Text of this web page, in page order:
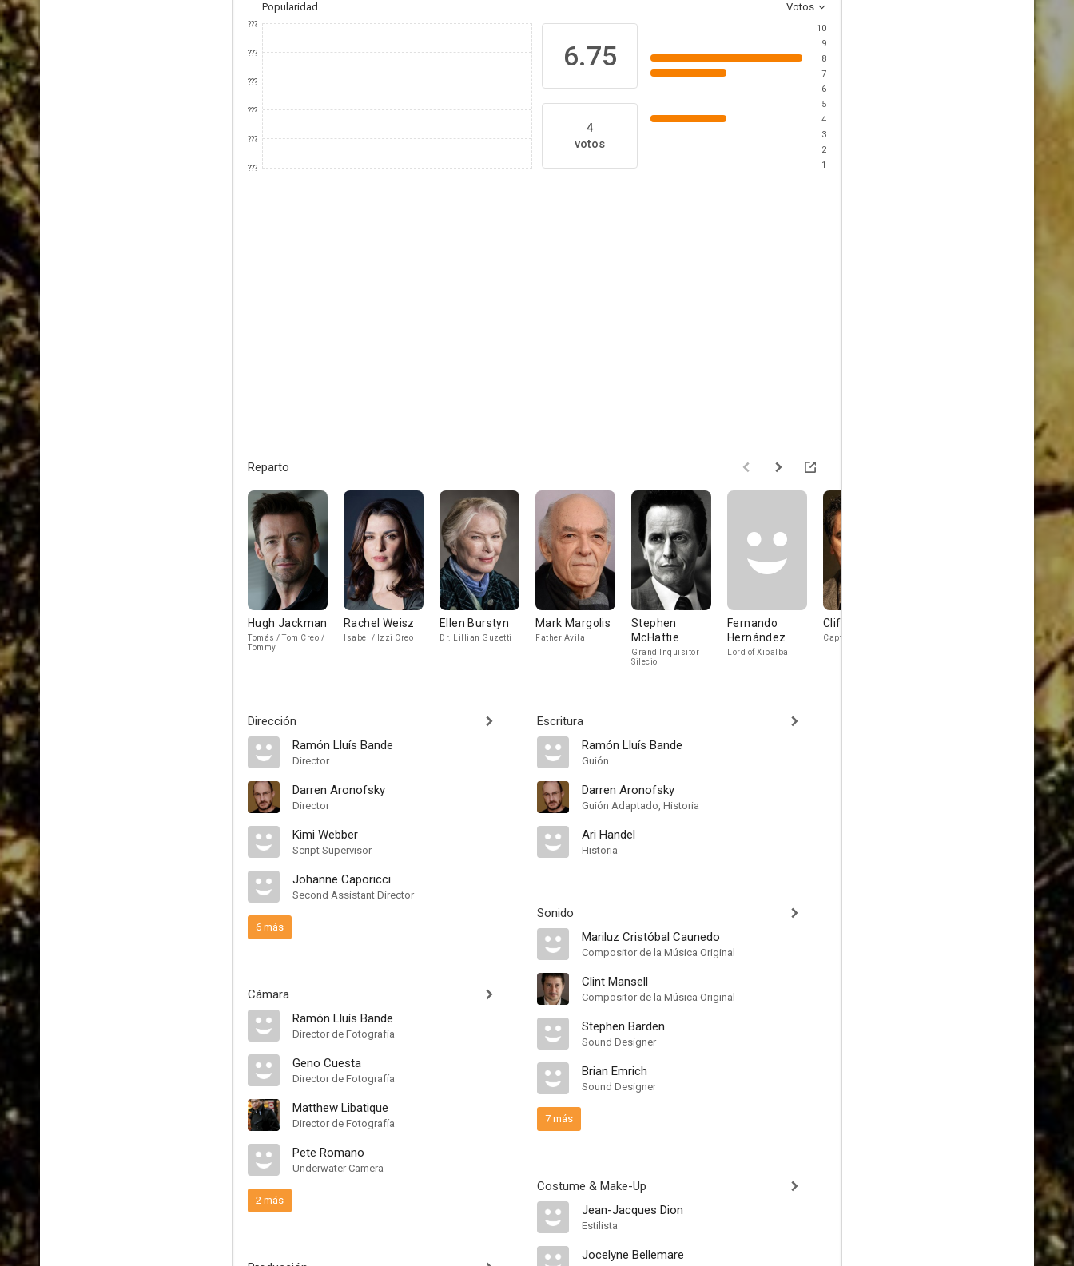
Popularidad Votos
???
???
???
???
???
???
6.75
4
votos
10
9
8
7
6
5
4
3
2
1
Reparto
Hugh Jackman
Tomás / Tom Creo /
Tommy
Rachel Weisz
Isabel / Izzi Creo
Ellen Burstyn
Dr. Lillian Guzetti
Mark Margolis
Father Avila
Stephen
McHattie
Grand Inquisitor
Silecio
Fernando
Hernández
Lord of Xibalba
Cliff Curtis
Captain Ariel
Dirección
Ramón Lluís Bande
Director
Darren Aronofsky
Director
Kimi Webber
Script Supervisor
Johanne Caporicci
Second Assistant Director
6 más
Cámara
Ramón Lluís Bande
Director de Fotografía
Geno Cuesta
Director de Fotografía
Matthew Libatique
Director de Fotografía
Pete Romano
Underwater Camera
2 más
Escritura
Ramón Lluís Bande
Guión
Darren Aronofsky
Guión Adaptado, Historia
Ari Handel
Historia
Sonido
Mariluz Cristóbal Caunedo
Compositor de la Música Original
Clint Mansell
Compositor de la Música Original
Stephen Barden
Sound Designer
Brian Emrich
Sound Designer
7 más
Costume & Make-Up
Jean-Jacques Dion
Estilista
Jocelyne Bellemare